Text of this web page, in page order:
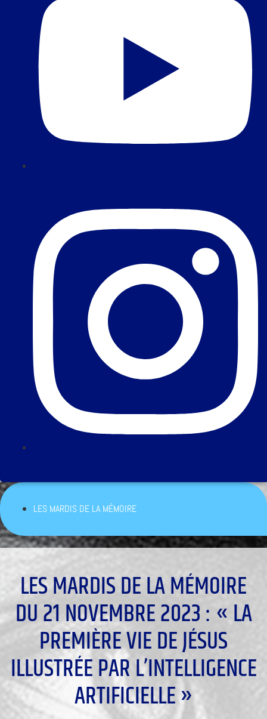
LES MARDIS DE LA MÉMOIRE
LES MARDIS DE LA MÉMOIRE
DU 21 NOVEMBRE 2023 : « LA
PREMIÈRE VIE DE JÉSUS
ILLUSTRÉE PAR L’INTELLIGENCE
ARTIFICIELLE »